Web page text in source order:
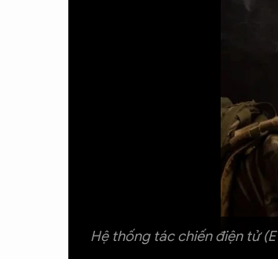
CON ĐƯỜNG KHỞI
Hệ thống tác chiến điện tử